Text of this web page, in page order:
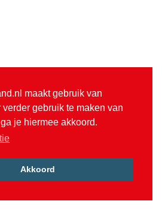
maakt gebruik van
gebruik te maken van
je hiermee akkoord.
Akkoord